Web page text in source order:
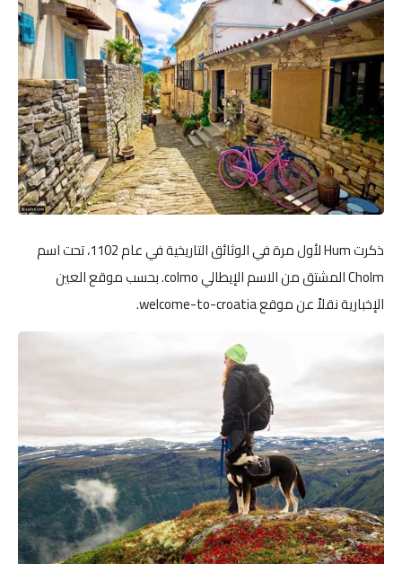
ذكرت Hum لأول مرة في الوثائق التاريخية في عام 1102، تحت اسم
Cholm المشتق من الاسم الإيطالي colmo. بحسب موقع العين
الإخبارية نقلاً عن موقع welcome-to-croatia.